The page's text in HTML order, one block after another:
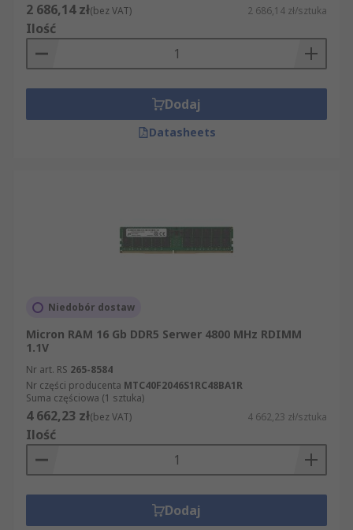
2 686,14 zł(bez VAT) 2 686,14 zł/sztuka
Ilość
Dodaj
Datasheets
Niedobór dostaw
Micron RAM 16 Gb DDR5 Serwer 4800 MHz RDIMM
1.1V
Nr art. RS 265-8584
Nr części producenta MTC40F2046S1RC48BA1R
Suma częściowa (1 sztuka)
4 662,23 zł(bez VAT) 4 662,23 zł/sztuka
Ilość
Dodaj